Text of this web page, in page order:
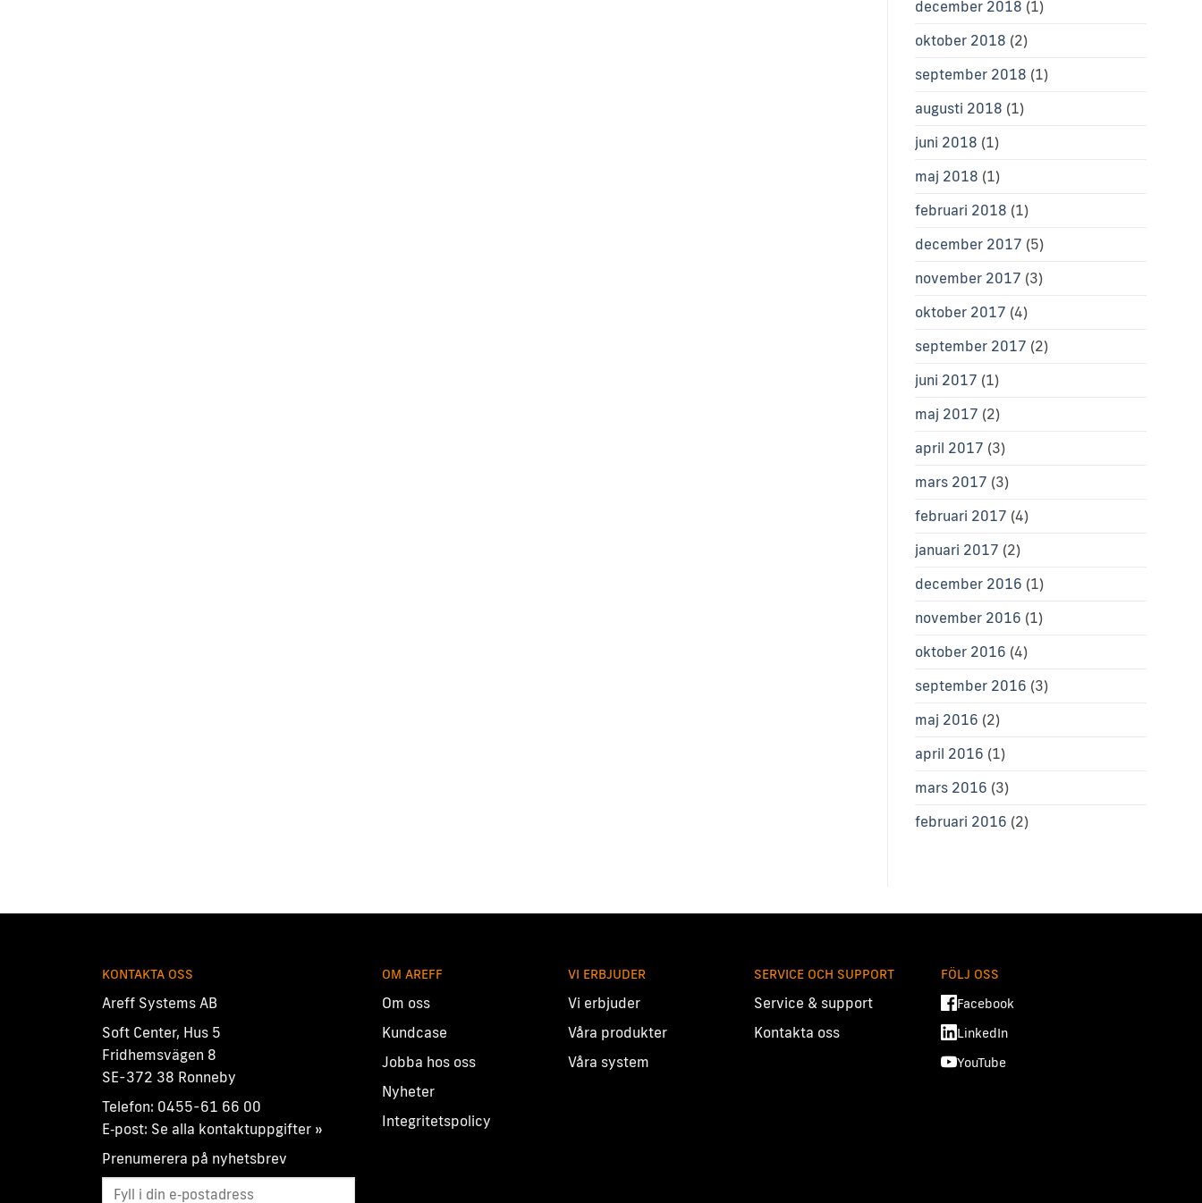
december 2018 (1)
oktober 2018 (2)
september 2018 (1)
augusti 2018 (1)
juni 2018 (1)
maj 2018 (1)
februari 2018 (1)
december 2017 (5)
november 2017 (3)
oktober 2017 (4)
september 2017 (2)
juni 2017 (1)
maj 2017 (2)
april 2017 (3)
mars 2017 (3)
februari 2017 (4)
januari 2017 (2)
december 2016 (1)
november 2016 (1)
oktober 2016 (4)
september 2016 (3)
maj 2016 (2)
april 2016 (1)
mars 2016 (3)
februari 2016 (2)
KONTAKTA OSS
Areff Systems AB
Soft Center, Hus 5
Fridhemsvägen 8
SE-372 38 Ronneby
Telefon: 0455-61 66 00
E‑post: Se alla kontaktuppgifter »
Prenumerera på nyhetsbrev
OM AREFF
Om oss
Kundcase
Jobba hos oss
Nyheter
Integritetspolicy
VI ERBJUDER
Vi erbjuder
Våra produkter
Våra system
SERVICE OCH SUPPORT
Service & support
Kontakta oss
FÖLJ OSS
Facebook
LinkedIn
YouTube